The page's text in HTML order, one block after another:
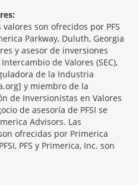
son ofrecidos por PFS
Parkway, Duluth, Georgia
y asesor de inversiones
de Valores (SEC),
de la Industria
y miembro de la
de Inversionistas en Valores
de asesoría de PFSI se
Advisors. Las
ofrecidas por Primerica
PFS y Primerica, Inc. son